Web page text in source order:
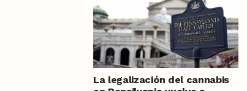
La legalización del cannabis